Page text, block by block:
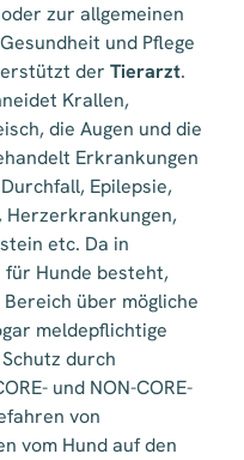
zur allgemeinen
und Pflege
der Tierarzt.
Krallen,
die Augen und die
Erkrankungen
Epilepsie,
etc. Da in
Hunde besteht,
über mögliche
meldepflichtige
durch
und NON-CORE-
von
vom Hund auf den